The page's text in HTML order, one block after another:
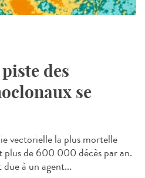
des
se
vectorielle la plus mortelle
plus de 600 000 décès par an.
à un agent...